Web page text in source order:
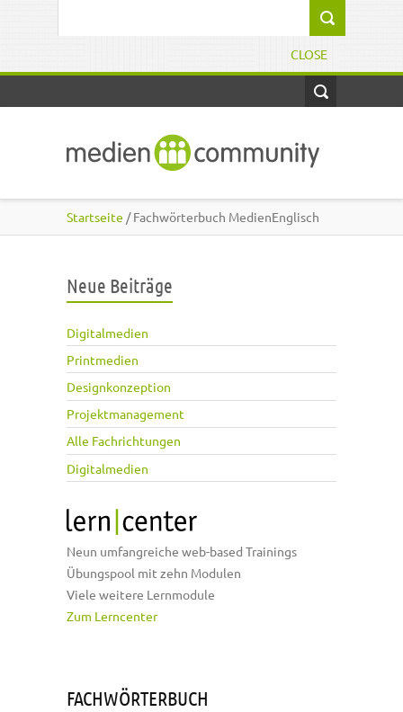
CLOSE
Startseite / Fachwörterbuch MedienEnglisch
Neue Beiträge
Digitalmedien
Printmedien
Designkonzeption
Projektmanagement
Alle Fachrichtungen
Digitalmedien
Neun umfangreiche web-based Trainings
Übungspool mit zehn Modulen
Viele weitere Lernmodule
Zum Lerncenter
FACHWÖRTERBUCH